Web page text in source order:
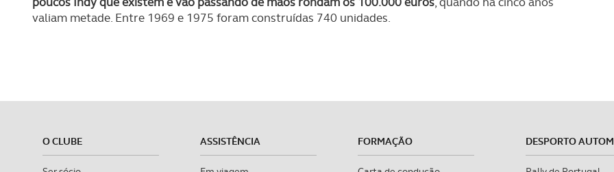
valiam metade. Entre 1969 e 1975 foram construídas 740 unidades.
O CLUBE ASSISTÊNCIA FORMAÇÃO DESPORTO